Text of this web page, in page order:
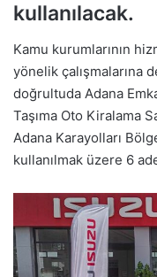
kullanılacak.
Kamu kurumlarının
yönelik çalışmalarına
doğrultuda Adana
Taşıma Oto Kiralama
Adana Karayolları
kullanılmak üzere 6